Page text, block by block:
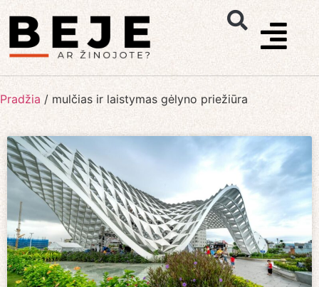
Pradžia / mulčias ir laistymas gėlyno priežiūra